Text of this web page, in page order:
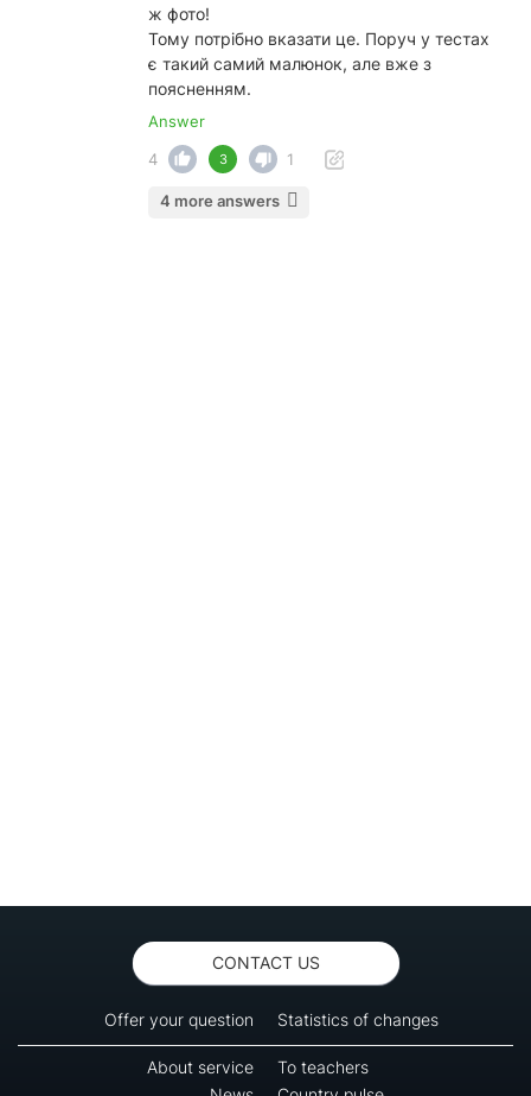
ж фото!
Тому потрібно вказати це. Поруч у тестах
є такий самий малюнок, але вже з
поясненням.
Answer
4
3 1
4 more answers
CONTACT US
Offer your question Statistics of changes
About service
To teachers